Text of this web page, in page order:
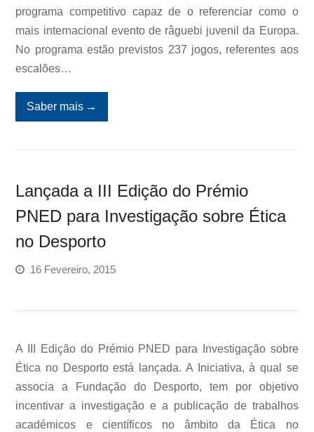
programa competitivo capaz de o referenciar como o
mais internacional evento de râguebi juvenil da Europa.
No programa estão previstos 237 jogos, referentes aos
escalões…
Saber mais →
Lançada a III Edição do Prémio
PNED para Investigação sobre Ética
no Desporto
16 Fevereiro, 2015
A III Edição do Prémio PNED para Investigação sobre
Ética no Desporto está lançada. A Iniciativa, à qual se
associa a Fundação do Desporto, tem por objetivo
incentivar a investigação e a publicação de trabalhos
académicos e científicos no âmbito da Ética no